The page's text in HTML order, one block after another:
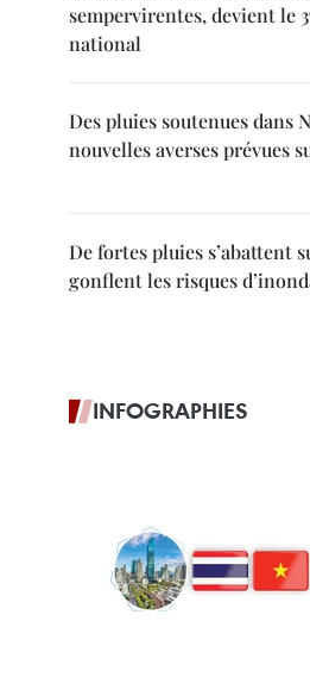
sempervirentes, devient le
national
Des pluies soutenues dans
nouvelles averses prévues
De fortes pluies s’abattent
gonflent les risques
INFOGRAPHIES